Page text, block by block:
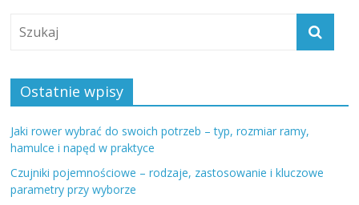
Ostatnie wpisy
Jaki rower wybrać do swoich potrzeb – typ, rozmiar ramy,
hamulce i napęd w praktyce
Czujniki pojemnościowe – rodzaje, zastosowanie i kluczowe
parametry przy wyborze